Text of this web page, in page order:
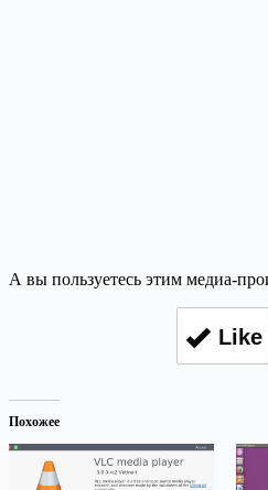
А вы пользуетесь этим медиа-
Like
Похожее